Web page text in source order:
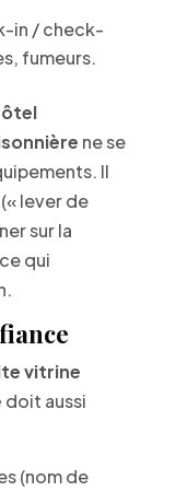
in / check-
fumeurs.
ne se
Il
lever de
sur la
qui
vitrine
doit aussi
(nom de